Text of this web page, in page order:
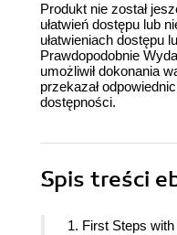
Produkt nie został
ułatwień dostępu lub
ułatwieniach dostępu
Prawdopodobnie
umożliwił dokonania
przekazał
dostępności.
Spis treści
1. First Steps